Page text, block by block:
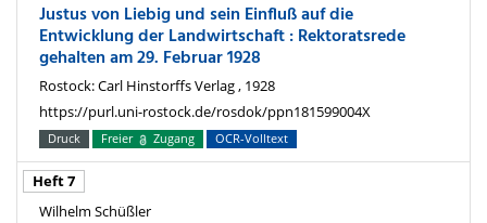
Justus von Liebig und sein Einfluß auf die
Entwicklung der Landwirtschaft : Rektoratsrede
gehalten am 29. Februar 1928
Rostock: Carl Hinstorffs Verlag , 1928
https://purl.uni-rostock.de/rosdok/ppn181599004X
Druck Freier Zugang OCR-Volltext
Heft 7
Wilhelm Schüßler